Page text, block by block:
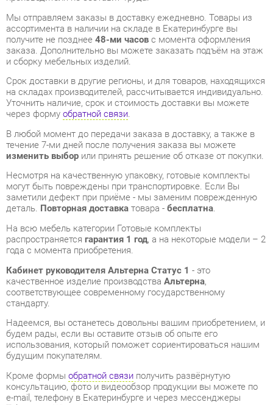
и сборку мебельных изделий.
Срок доставки в другие регионы, и для товаров, находящихся
на складах производителей, рассчитывается индивидуально.
Уточнить наличие, срок и стоимость доставки вы можете
через форму
В любой момент до передачи заказа в доставку, а также в
течение 7-ми дней после получения заказа вы можете
изменить выборили принять решение об отказе от покупки.
Несмотря на качественную упаковку, готовые комплекты
могут быть повреждены при транспортировке. Если Вы
заметили дефект при приёме - мы заменим поврежденную
деталь.Повторная доставка товара -бесплатна.
На всю мебель категории Готовые комплекты
распространяетсягарантия 1 год, а на некоторые модели – 2
года с момента приобретения.
качественное изделие производстваАльтерна,
соответствующее современному государственному
стандарту.
Надеемся, вы останетесь довольны вашим приобретением, и
будем рады, если вы оставите отзыв об опыте его
использования, который поможет сориентироваться нашим
будущим покупателям.
Кроме формы обратной связиполучить развёрнутую
консультацию, фото и видеообзор продукции вы можете по
e-mail, телефону в Екатеринбурге и через мессенджеры
Telegram и WhatsApp.
Готовые комплекты также можно сравнить между собой в
нашем шоу-руме и купить Кабинет руководителя Альтерна
Статус 1, самостоятельно забрав его с нашего центрального
склада в г. Екатеринбург. Полный список адресов и